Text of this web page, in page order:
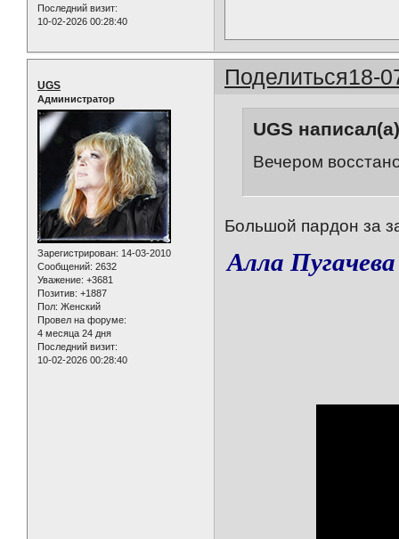
Последний визит:
10-02-2026 00:28:40
Поделиться18-
UGS
Администратор
Зарегистрирован: 14-03-2010
Сообщений: 2632
Уважение: +3681
Позитив: +1887
Пол: Женский
Провел на форуме:
4 месяца 24 дня
Последний визит:
10-02-2026 00:28:40
UGS
Вечером
Большой пардон за
Алла